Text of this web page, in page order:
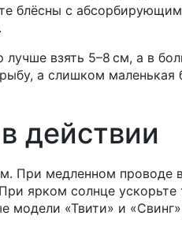
блёсны с
взять 5–8 см, а в
а слишком маленькая
действии
При медленном проводе
ярком солнце ускорьте
модели «Твити» и